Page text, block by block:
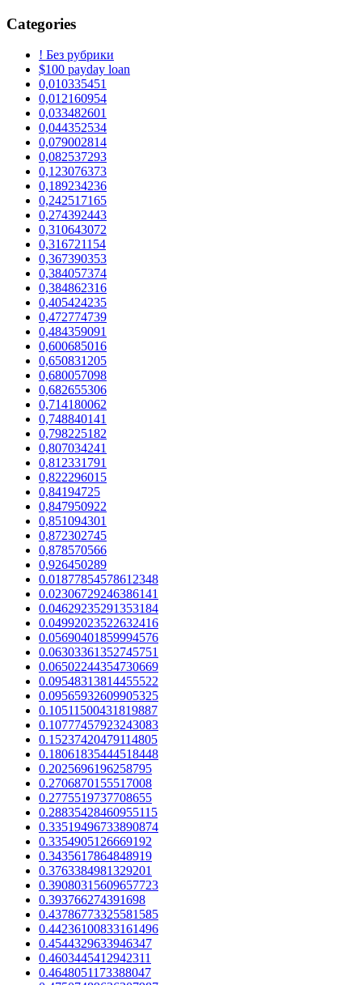
Categories
! Без рубрики
$100 payday loan
0,010335451
0,012160954
0,033482601
0,044352534
0,079002814
0,082537293
0,123076373
0,189234236
0,242517165
0,274392443
0,310643072
0,316721154
0,367390353
0,384057374
0,384862316
0,405424235
0,472774739
0,484359091
0,600685016
0,650831205
0,680057098
0,682655306
0,714180062
0,748840141
0,798225182
0,807034241
0,812331791
0,822296015
0,84194725
0,847950922
0,851094301
0,872302745
0,878570566
0,926450289
0.01877854578612348
0.02306729246386141
0.04629235291353184
0.04992023522632416
0.05690401859994576
0.06303361352745751
0.06502244354730669
0.09548313814455522
0.09565932609905325
0.10511500431819887
0.10777457923243083
0.15237420479114805
0.18061835444518448
0.2025696196258795
0.2706870155517008
0.2775519737708655
0.28835428460955115
0.33519496733890874
0.3354905126669192
0.3435617864848919
0.3763384981329201
0.39080315609657723
0.393766274391698
0.43786773325581585
0.44236100833161496
0.4544329633946347
0.4603445412942311
0.4648051173388047